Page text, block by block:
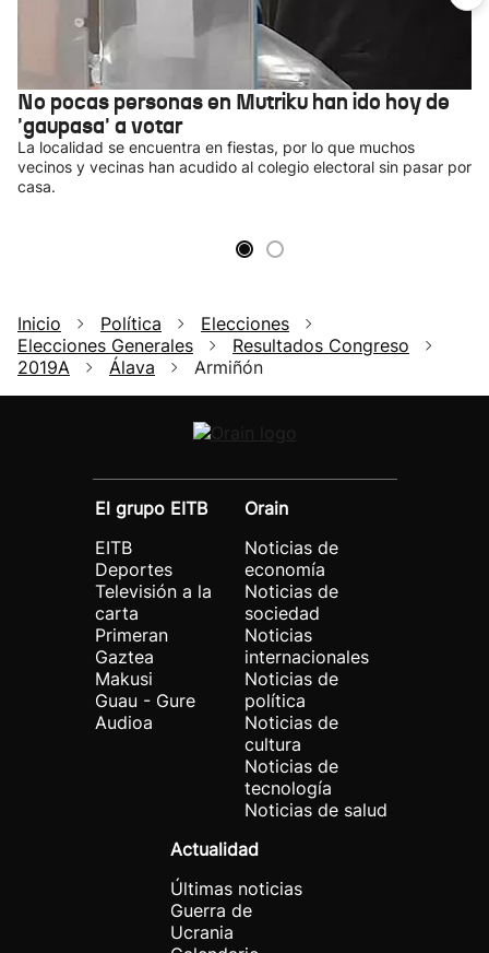
No pocas personas en Mutriku han ido hoy de
'gaupasa' a votar
La localidad se encuentra en fiestas, por lo que muchos
vecinos y vecinas han acudido al colegio electoral sin pasar por
casa.
Inicio Política
Elecciones
Elecciones Generales
Resultados Congreso
2019A
Álava Armiñón
El grupo EITB
EITB
Deportes
Televisión a la
carta
Primeran
Gaztea
Makusi
Guau - Gure
Audioa
Orain
Noticias de
economía
Noticias de
sociedad
Noticias
internacionales
Noticias de
política
Noticias de
cultura
Noticias de
tecnología
Noticias de salud
Actualidad
Últimas noticias
Guerra de
Ucrania